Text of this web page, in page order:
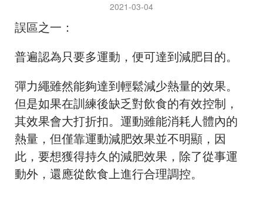
2021-03-04
誤區之一：
普遍認為只要多運動，便可達到減肥目的。
彈力繩雖然能夠達到輕鬆減少熱量的效果。
但是如果在訓練後缺乏對飲食的有效控制，
其效果會大打折扣。運動雖能消耗人體內的
熱量，但僅靠運動減肥效果並不明顯，因
此，要想獲得持久的減肥效果，除了從事運
動外，還應從飲食上進行合理調控。